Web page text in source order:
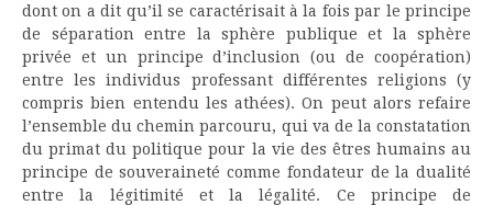
dont on a dit qu’il se caractérisait à la fois par le principe
de séparation entre la sphère publique et la sphère
privée et un principe d’inclusion (ou de coopération)
entre les individus professant différentes religions (y
compris bien entendu les athées). On peut alors refaire
l’ensemble du chemin parcouru, qui va de la constatation
du primat du politique pour la vie des êtres humains au
principe de souveraineté comme fondateur de la dualité
entre la légitimité et la légalité. Ce principe de